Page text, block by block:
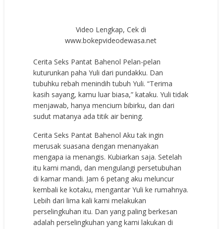
Video Lengkap, Cek di
www.bokepvideodewasa.net
Cerita Seks Pantat Bahenol Pelan-pelan
kuturunkan paha Yuli dari pundakku. Dan
tubuhku rebah menindih tubuh Yuli. “Terima
kasih sayang, kamu luar biasa,” kataku. Yuli tidak
menjawab, hanya mencium bibirku, dan dari
sudut matanya ada titik air bening.
Cerita Seks Pantat Bahenol Aku tak ingin
merusak suasana dengan menanyakan
mengapa ia menangis. Kubiarkan saja. Setelah
itu kami mandi, dan mengulangi persetubuhan
di kamar mandi. Jam 6 petang aku meluncur
kembali ke kotaku, mengantar Yuli ke rumahnya.
Lebih dari lima kali kami melakukan
perselingkuhan itu. Dan yang paling berkesan
adalah perselingkuhan yang kami lakukan di